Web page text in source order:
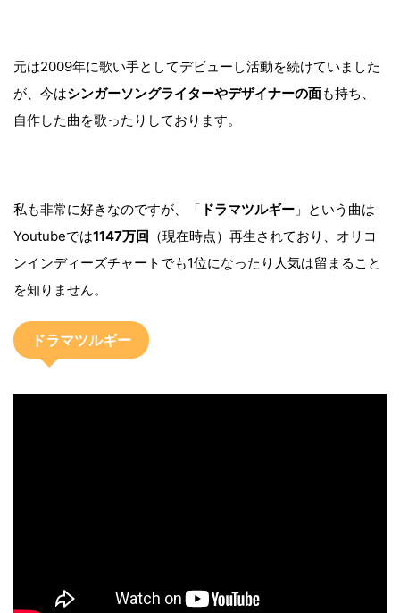
元は2009年に歌い手としてデビューし活動を続けていました
が、今はシンガーソングライターやデザイナーの面も持ち、
自作した曲を歌ったりしております。
私も非常に好きなのですが、「 ドラマツルギー 」という曲は
Youtubeでは1147万回 （現在時点）再生されており、オリコ
ンインディーズチャートでも1位になったり人気は留まること
を知りません。
ドラマツルギー